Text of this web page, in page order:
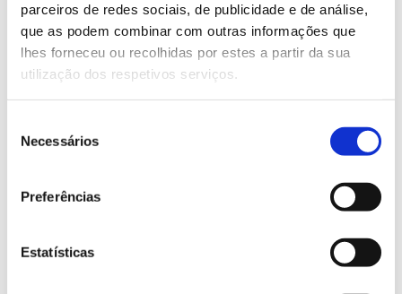
parceiros de redes sociais, de publicidade e de análise,
que as podem combinar com outras informações que
lhes forneceu ou recolhidas por estes a partir da sua
utilização dos respetivos serviços.
Necessários
Preferências
Estatísticas
13.07.2026
Genoma do priolo e de outras espécies em risco:
conhecer para conservar
Registar galhas de Trichi em acácia-das-espigas: